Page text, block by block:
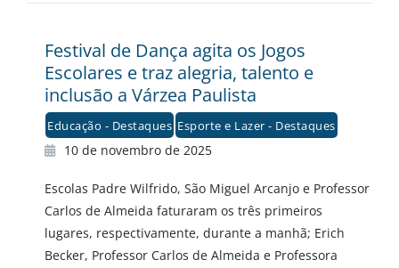
Festival de Dança agita os Jogos
Escolares e traz alegria, talento e
inclusão a Várzea Paulista
Educação - Destaques Esporte e Lazer - Destaques
10 de novembro de 2025
Escolas Padre Wilfrido, São Miguel Arcanjo e Professor
Carlos de Almeida faturaram os três primeiros
lugares, respectivamente, durante a manhã; Erich
Becker, Professor Carlos de Almeida e Professora